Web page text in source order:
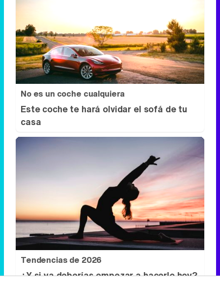
No es un coche cualquiera
Este coche te hará olvidar el sofá de tu
casa
Tendencias de 2026
¿Y si ya deberías empezar a hacerlo hoy?